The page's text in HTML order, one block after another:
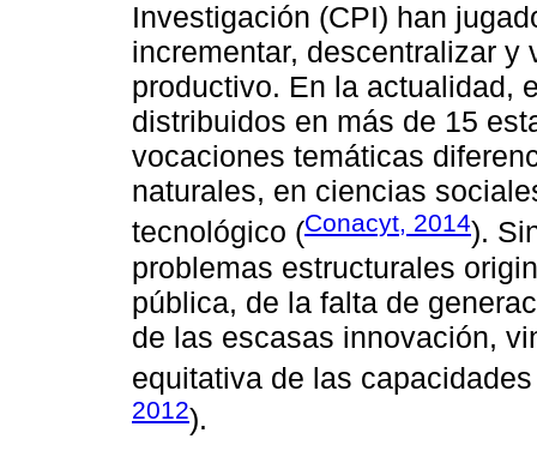
Investigación (CPI) han
incrementar, descentralizar
productivo. En la actualidad,
distribuidos en más de 15
vocaciones temáticas
naturales, en ciencias
tecnológico (Conacyt, 2014).
problemas estructurales
pública, de la falta de
de las escasas innovación,
equitativa de las
2012).